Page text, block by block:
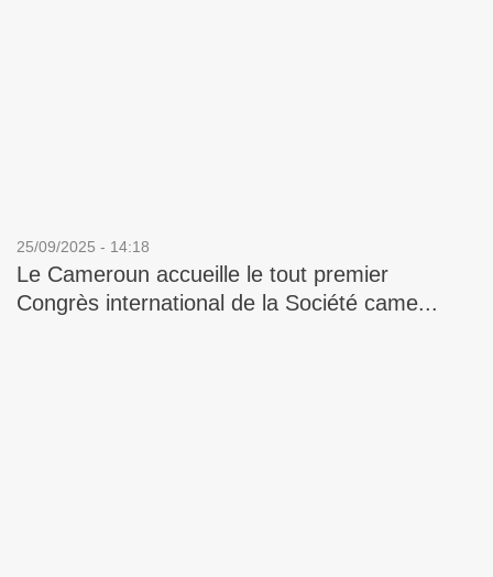
25/09/2025 - 14:18
Le Cameroun accueille le tout premier
Congrès international de la Société came...